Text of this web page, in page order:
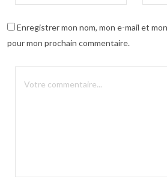
Enregistrer mon nom, mon e-mail et
pour mon prochain commentaire.